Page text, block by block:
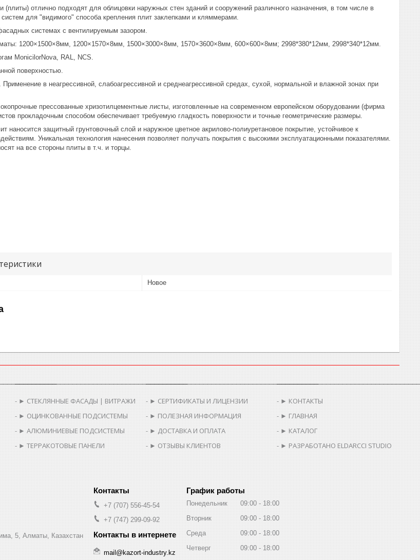
отлично подходят для облицовки наружных стен зданий и сооружений различного назначения, в том числе в
для "видимого" способа крепления плит заклепками и кляммерами.
системах с вентилируемым зазором.
1200×1500×8мм, 1200×1570×8мм, 1500×3000×8мм, 1570×3600×8мм, 600×600×8мм; 2998*380*12мм, 2998*340*12мм.
MonicilorNova, RAL, NCS.
поверхностью.
в неагрессивной, слабоагрессивной и среднеагрессивной средах, сухой, нормальной и влажной зонах при
прессованные хризотилцементные листы, изготовленные на современном европейском оборудовании (фирма
прокладочным способом обеспечивает требуемую гладкость поверхности и точные геометрические размеры.
защитный грунтовочный слой и наружное цветное акрилово-полиуретановое покрытие, устойчивое к
Уникальная технология нанесения позволяет получать покрытия с высокими эксплуатационными показателями.
на все стороны плиты в т.ч. и торцы.
Новое
► СТЕКЛЯННЫЕ ФАСАДЫ | ВИТРАЖИ
► ОЦИНКОВАННЫЕ ПОДСИСТЕМЫ
► АЛЮМИНИЕВЫЕ ПОДСИСТЕМЫ
► ТЕРРАКОТОВЫЕ ПАНЕЛИ
► СЕРТИФИКАТЫ И ЛИЦЕНЗИИ
► ПОЛЕЗНАЯ ИНФОРМАЦИЯ
► ДОСТАВКА И ОПЛАТА
► ОТЗЫВЫ КЛИЕНТОВ
► КОНТАКТЫ
► ГЛАВНАЯ
► КАТАЛОГ
► РАЗРАБОТАНО ELDARCCI STUDIO
5, Алматы, Казахстан
+7 (707) 556-45-54
+7 (747) 299-09-92
mail@kazort-industry.kz
График работы
Понедельник 09:00
18:00
Вторник
09:00
18:00
Среда
09:00
18:00
Четверг
09:00
18:00